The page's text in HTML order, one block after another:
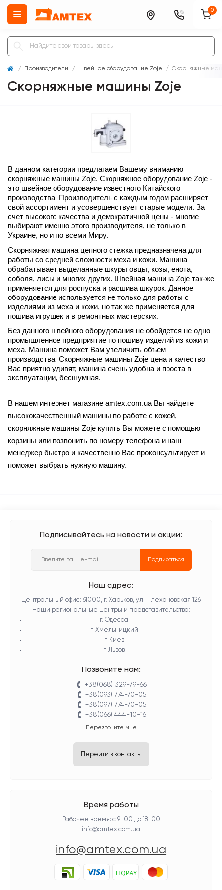
0
Производители Швейное оборудование Zoje Скорняжные
Скорняжные машины Zoje
В данном категории предлагаем Вашему вниманию
скорняжные машины Zoje. Скорняжное оборудование Zoje -
это швейное оборудование известного Китайского
производства. Производитель с каждым годом расширяет
свой ассортимент и усовершенствует старые модели. За
счет высокого качества и демократичной цены - многие
выбирают именно этого производителя, не только в
Украине, но и по всеми Миру.
Скорняжная машина цепного стежка предназначена для
работы со средней сложности меха и кожи. Машина
обрабатывает выделанные шкуры овцы, козы, енота,
соболя, лисы и многих других. Швейная машина Zoje так-же
применяется для роспуска и расшива шкурок. Данное
оборудование используется не только для работы с
изделиями из меха и кожи, но так же применяется для
пошива игрушек и в ремонтных мастерских.
Без данного швейного оборудования не обойдется не одно
промышленное предприятие по пошиву изделий из кожи и
меха. Машина поможет Вам увеличить объем
производства. Скорняжные машины Zoje цена и качество
Вас приятно удивят, машина очень удобна и проста в
эксплуатации, бесшумная.
В нашем интернет магазине amtex.com.ua Вы найдете
скорняжные машины Zoje купить Вы можете с помощью
корзины или позвонить по номеру телефона и наш
менеджер быстро и качественно Вас проконсультирует и
поможет выбрать нужную машину.
Подписывайтесь на новости и акции:
Подписаться
Наш адрес:
Центральный офис: 61000, г. Харьков, ул. Плехановская 126
Наши региональные центры и представительства:
г. Одесса
г. Хмельницкий
г. Киев
г. Львов
Позвоните нам:
+38(068) 329-79-66
+38(093) 774-70-05
+38(097) 774-70-05
+38(066) 444-10-16
Перезвоните мне
Перейти в контакты
Время работы
Рабочее время: с 9-00 до 18-00
info@amtex.com.ua
info@amtex.com.ua